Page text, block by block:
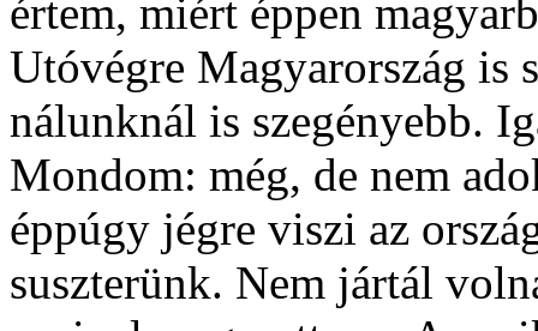
értem, miért éppen
Utóvégre Magyarország is
nálunknál is szegényebb.
Mondom: még, de nem
éppúgy jégre viszi az
suszterünk. Nem jártál